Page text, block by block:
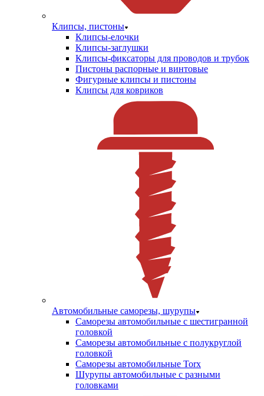
Клипсы, пистоны
Клипсы-елочки
Клипсы-заглушки
Клипсы-фиксаторы для проводов и трубок
Пистоны распорные и винтовые
Фигурные клипсы и пистоны
Клипсы для ковриков
Автомобильные саморезы, шурупы
Саморезы автомобильные с шестигранной
головкой
Саморезы автомобильные с полукруглой
головкой
Саморезы автомобильные Torx
Шурупы автомобильные с разными
головками